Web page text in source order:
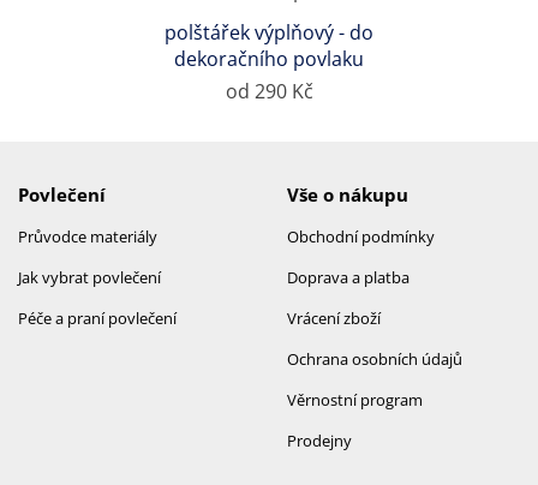
polštářek výplňový - do
dekoračního povlaku
od 290 Kč
Povlečení
Průvodce materiály
Jak vybrat povlečení
Péče a praní povlečení
Vše o nákupu
Obchodní podmínky
Doprava a platba
Vrácení zboží
Ochrana osobních údajů
Věrnostní program
Prodejny